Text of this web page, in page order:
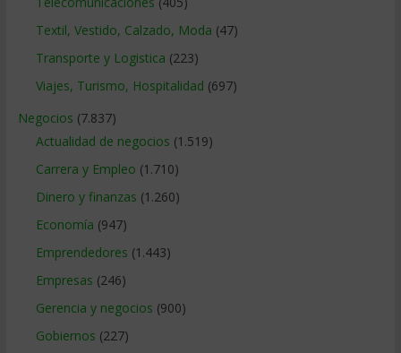
Textil, Vestido, Calzado, Moda (47)
Transporte y Logistica (223)
Viajes, Turismo, Hospitalidad (697)
Negocios (7.837)
Actualidad de negocios (1.519)
Carrera y Empleo (1.710)
Dinero y finanzas (1.260)
Economía (947)
Emprendedores (1.443)
Empresas (246)
Gerencia y negocios (900)
Gobiernos (227)